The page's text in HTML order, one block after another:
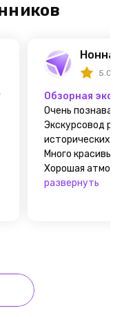
Обзорная
Очень
Экскурсовод
исторических
Много
Хорошая
развернуть